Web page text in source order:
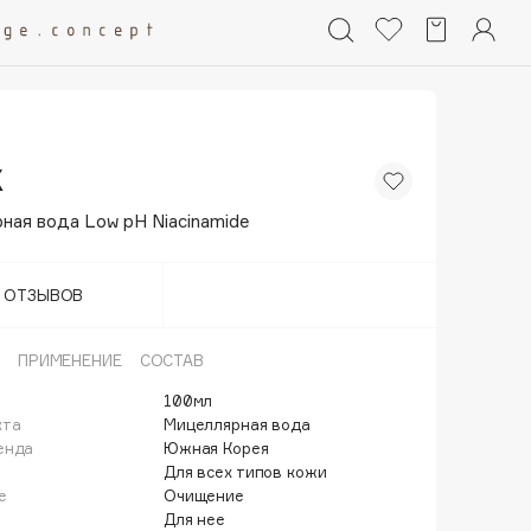
вода Low pH Niacinamide
ОТЗЫВОВ
ПРИМЕНЕНИЕ СОСТАВ
100мл
Мицеллярная вода
Южная Корея
Для всех типов кожи
Очищение
Для нее